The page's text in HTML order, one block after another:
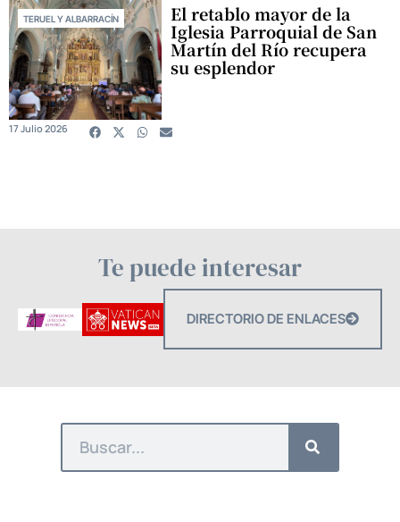
TERUEL Y ALBARRACÍN El retablo mayor de la
Iglesia Parroquial de San
Martín del Río recupera
su esplendor
17 Julio 2026
Te puede interesar
DIRECTORIO DE ENLACES